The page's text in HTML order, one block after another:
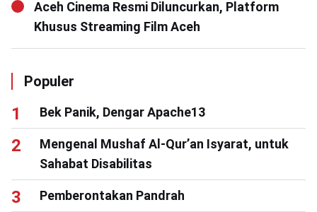
Aceh Cinema Resmi Diluncurkan, Platform
Khusus Streaming Film Aceh
Populer
Bek Panik, Dengar Apache13
Mengenal Mushaf Al-Qur’an Isyarat, untuk
Sahabat Disabilitas
Pemberontakan Pandrah